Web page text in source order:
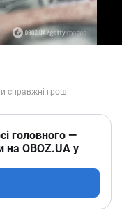
головного —
на OBOZ.UA у